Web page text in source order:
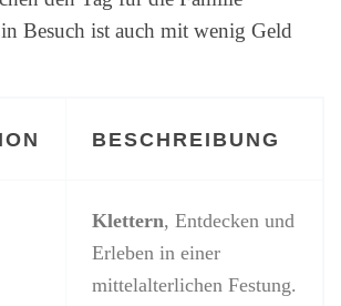
Besuch ist auch mit wenig Geld
BESCHREIBUNG
Klettern, Entdecken und
Erleben in einer
mittelalterlichen Festung.